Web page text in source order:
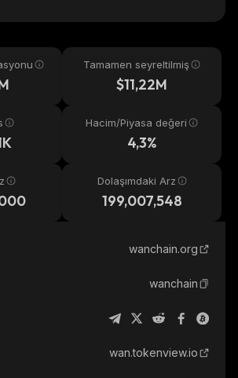
Tamamen seyreltilmiş
$11,22M
Hacim/Piyasa değeri
4,3%
Dolaşımdaki Arz
199,007,548
wanchain.org
wanchain
wan.tokenview.io